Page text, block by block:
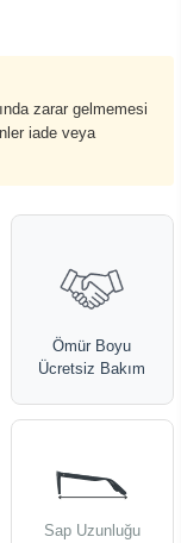
zarar gelmemesi
iade veya
Ömür Boyu
Ücretsiz Bakım
Sap Uzunluğu